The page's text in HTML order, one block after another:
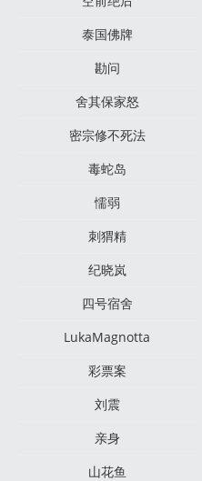
泰国佛牌
勘问
舍其保家怒
密宗修不死法
毒蛇岛
懦弱
刺猬精
纪晓岚
四号宿舍
LukaMagnotta
彩票案
刘震
亲身
山花鱼